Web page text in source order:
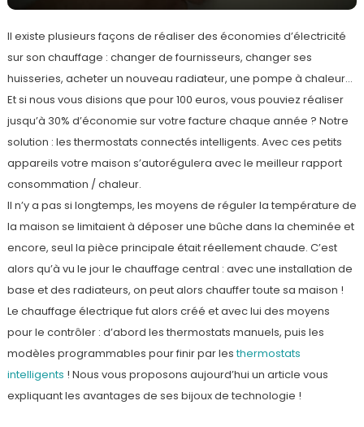
Il existe plusieurs façons de réaliser des économies d’électricité
sur son chauffage : changer de fournisseurs, changer ses
huisseries, acheter un nouveau radiateur, une pompe à chaleur…
Et si nous vous disions que pour 100 euros, vous pouviez réaliser
jusqu’à 30% d’économie sur votre facture chaque année ? Notre
solution : les thermostats connectés intelligents. Avec ces petits
appareils votre maison s’autorégulera avec le meilleur rapport
consommation / chaleur.
Il n’y a pas si longtemps, les moyens de réguler la température de
la maison se limitaient à déposer une bûche dans la cheminée et
encore, seul la pièce principale était réellement chaude. C’est
alors qu’à vu le jour le chauffage central : avec une installation de
base et des radiateurs, on peut alors chauffer toute sa maison !
Le chauffage électrique fut alors créé et avec lui des moyens
pour le contrôler : d’abord les thermostats manuels, puis les
modèles programmables pour finir par lesthermostats
intelligents ! Nous vous proposons aujourd’hui un article vous
expliquant les avantages de ses bijoux de technologie !